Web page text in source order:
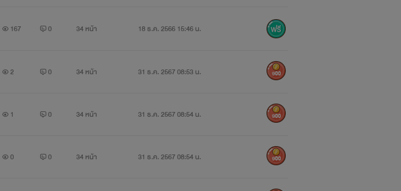
167 0 34 หน้า 18 ธ.ค. 2566 15:46 น.
2 0 34 หน้า 31 ธ.ค. 2567 08:53 น. 900
1 0 34 หน้า 31 ธ.ค. 2567 08:54 น. 900
0 0 34 หน้า 31 ธ.ค. 2567 08:54 น. 900